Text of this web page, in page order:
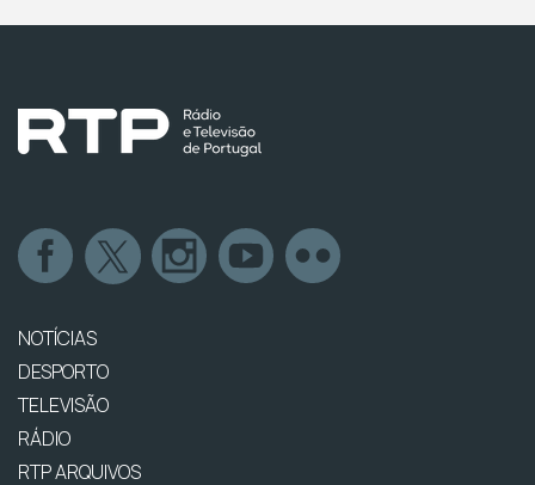
NOTÍCIAS
DESPORTO
TELEVISÃO
RÁDIO
RTP ARQUIVOS